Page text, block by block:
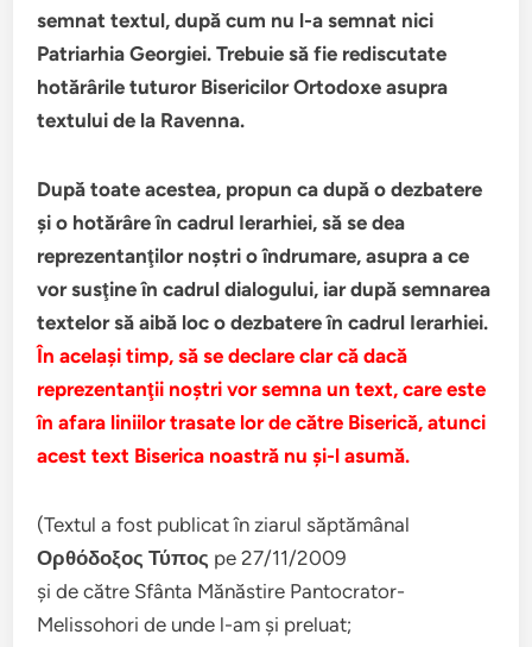
semnat textul, după cum nu l-a semnat nici
Patriarhia Georgiei. Trebuie să fie rediscutate
hotărârile tuturor Bisericilor Ortodoxe asupra
textului de la Ravenna.
După toate acestea, propun ca după o dezbatere
şi o hotărâre în cadrul Ierarhiei, să se dea
reprezentanţilor noştri o îndrumare, asupra a ce
vor susţine în cadrul dialogului, iar după semnarea
textelor să aibă loc o dezbatere în cadrul Ierarhiei.
În acelaşi timp, să se declare clar că dacă
reprezentanţii noştri vor semna un text, care este
în afara liniilor trasate lor de către Biserică, atunci
acest text Biserica noastră nu şi-l asumă.
(Textul a fost publicat în ziarul săptămânal
Ορθόδοξος Τύπος pe 27/11/2009
şi de către Sfânta Mănăstire Pantocrator-
Melissohori de unde l-am şi preluat;